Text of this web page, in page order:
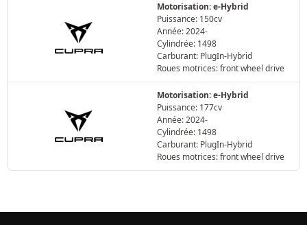
Motorisation: e-Hybrid
Puissance: 150cv
Année: 2024-
Cylindrée: 1498
Carburant: PlugIn-Hybrid
Roues motrices: front wheel drive
Motorisation: e-Hybrid
Puissance: 177cv
Année: 2024-
Cylindrée: 1498
Carburant: PlugIn-Hybrid
Roues motrices: front wheel drive